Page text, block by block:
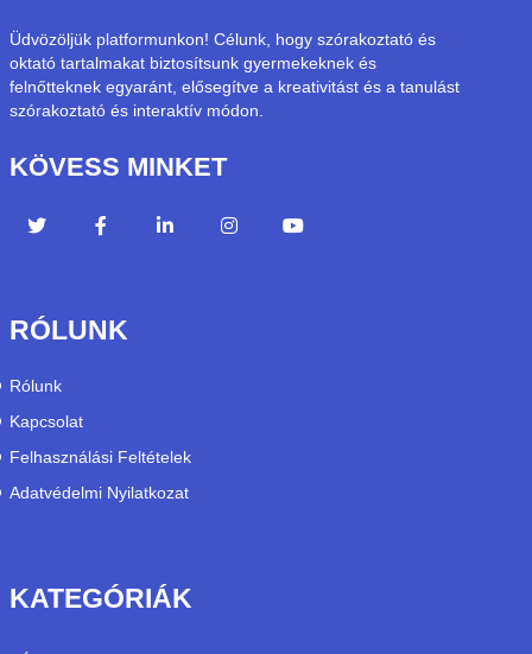
Üdvözöljük platformunkon! Célunk, hogy szórakoztató és
oktató tartalmakat biztosítsunk gyermekeknek és
felnőtteknek egyaránt, elősegítve a kreativitást és a tanulást
szórakoztató és interaktív módon.
KÖVESS MINKET
RÓLUNK
Rólunk
Kapcsolat
Felhasználási Feltételek
Adatvédelmi Nyilatkozat
KATEGÓRIÁK